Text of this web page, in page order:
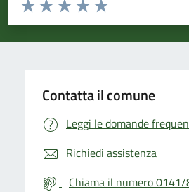
Valuta 5 stelle su 5
Valuta 4 stelle su 5
Valuta 3 stelle su 5
Valuta 2 stelle su 5
Valuta 1 stelle su 5
Contatta il comune
Leggi le domande
Richiedi assistenza
Chiama il numero